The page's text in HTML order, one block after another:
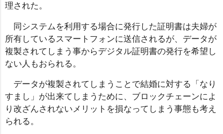
理された。
同システムを利用する場合に発行した証明書は夫婦が
所有しているスマートフォンに送信されるが、データが
複製されてしまう事からデジタル証明書の発行を希望し
ない人もおられる。
データが複製されてしまうことで結婚に対する「なり
すまし」が出来てしまうために、ブロックチェーンによ
り改ざんされないメリットを損なってしまう事態も考え
られる。